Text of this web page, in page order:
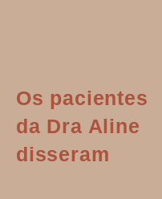
Os pacientes
da Dra Aline
disseram